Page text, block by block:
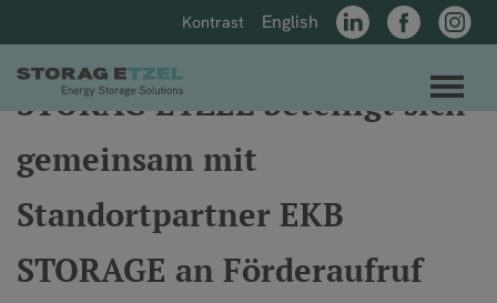
zum Inhalt der Seite springen
zur Hauptnavigation springen
Kontrast English
LinkedInFacebook
STORAG ETZEL beteiligt sich
gemeinsam mit
Standortpartner EKB
STORAGE an Förderaufruf